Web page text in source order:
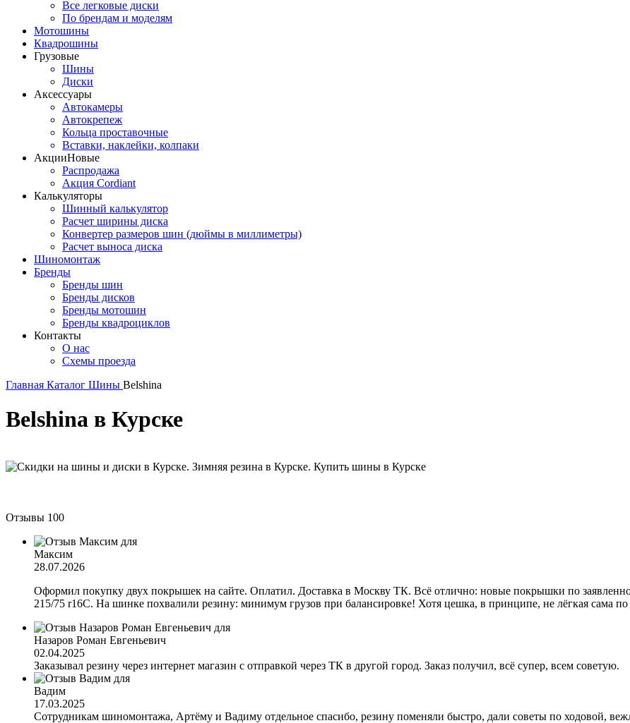
Все легковые диски
По брендам и моделям
Мотошины
Квадрошины
Грузовые
Шины
Диски
Аксессуары
Автокамеры
Автокрепеж
Кольца проставочные
Вставки, наклейки, колпаки
АкцииНовые
Распродажа
Акция Cordiant
Калькуляторы
Шинный калькулятор
Расчет ширины диска
Конвертер размеров шин (дюймы в миллиметры)
Расчет выноса диска
Шиномонтаж
Бренды
Бренды шин
Бренды дисков
Бренды мотошин
Бренды квадроциклов
Контакты
О нас
Схемы проезда
Главная Каталог Шины Belshina
Belshina в Курске
Отзывы 100
Максим
28.07.2026
Оформил покупку двух покрышек на сайте. Оплатил. Доставка в Москву ТК. Всё отлично: новые покрышки по
215/75 r16C. На шинке похвалили резину: минимум грузов при балансировке! Хотя цешка, в принципе, не лёгкая сама по
Назаров Роман Евгеньевич
02.04.2025
Заказывал резину через интернет магазин с отправкой через ТК в другой город. Заказ получил, всё супер, всем советую.
Вадим
17.03.2025
Сотрудникам шиномонтажа, Артёму и Вадиму отдельное спасибо, резину поменяли быстро, дали советы по ходовой,